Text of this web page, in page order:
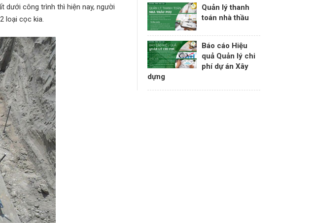
dưới công trình thì hiện nay, người
loại cọc kia.
Quản lý thanh
toán nhà thầu
Báo cáo Hiệu
quả Quản lý chi
phí dự án Xây
dựng